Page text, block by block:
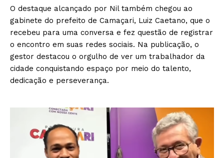
O destaque alcançado por Nil também chegou ao
gabinete do prefeito de Camaçari, Luiz Caetano, que o
recebeu para uma conversa e fez questão de registrar
o encontro em suas redes sociais. Na publicação, o
gestor destacou o orgulho de ver um trabalhador da
cidade conquistando espaço por meio do talento,
dedicação e perseverança.